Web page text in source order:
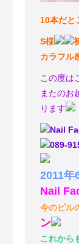
10本だと
S様
カラフル
この度は
またのお
ります
Nail
089-
2011年
Nail
今のビル
ン
これから